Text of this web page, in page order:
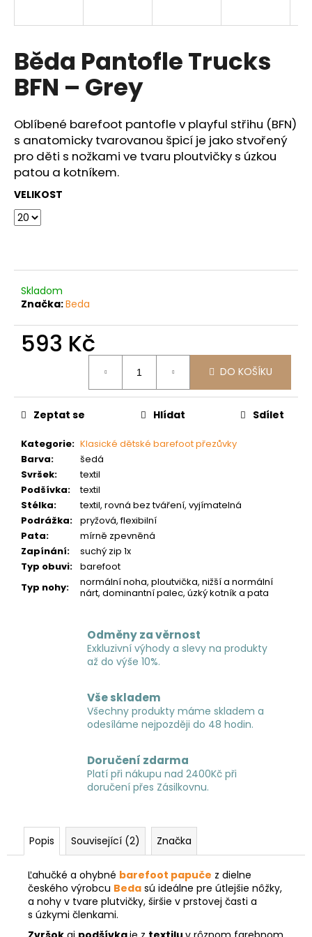
Běda Pantofle Trucks
BFN – Grey
Oblíbené barefoot pantofle v playful střihu (BFN)
s anatomicky tvarovanou špicí je jako stvořený
pro děti s nožkami ve tvaru ploutvičky s úzkou
patou a kotníkem.
VELIKOST
Skladom
Značka:Beda
593 Kč
DO KOŠÍKU
Kategorie: Klasické dětské barefoot přezůvky
Barva:
šedá
Svršek:
textil
Podšívka:
textil
Stélka:
textil, rovná bez tváření, vyjímatelná
Podrážka: pryžová, flexibilní
Pata:
mírně zpevněná
Zapínání:
suchý zip 1x
Typ obuvi: barefoot
Typ nohy:
normální noha, ploutvička, nižší a normální
nárt, dominantní palec, úzký kotník a pata
Zeptat se Hlídat Sdílet
Odměny za věrnost
Exkluzivní výhody a slevy na produkty
až do výše 10%.
Vše skladem
Všechny produkty máme skladem a
odesíláme nejpozději do 48 hodin.
Doručení zdarma
Platí při nákupu nad 2400Kč při
doručení přes Zásilkovnu.
Popis Související (2) Značka
Ľahučké a ohybné barefoot papuče z dielne
českého výrobcu Beda sú ideálne pre útlejšie nôžky,
a nohy v tvare plutvičky, širšie v prstovej časti a
s úzkymi členkami.
í
t
?
HLEDAT
D
o
u
u